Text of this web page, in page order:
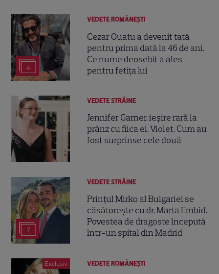
4
VEDETE ROMÂNEŞTI
Cezar Ouatu a devenit tată
pentru prima dată la 46 de ani.
Ce nume deosebit a ales
pentru fetița lui
VEDETE STRĂINE
Jennifer Garner, ieșire rară la
prânz cu fiica ei, Violet. Cum au
fost surprinse cele două
7
VEDETE STRĂINE
Prințul Mirko al Bulgariei se
căsătorește cu dr. Marta Embid.
Povestea de dragoste începută
într-un spital din Madrid
Exclusiv VEDETE ROMÂNEŞTI